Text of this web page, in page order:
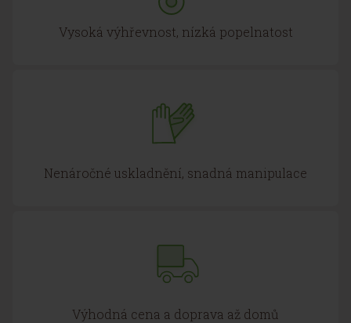
Vysoká výhřevnost, nízká popelnatost
Nenáročné uskladnění, snadná manipulace
Výhodná cena a doprava až domů